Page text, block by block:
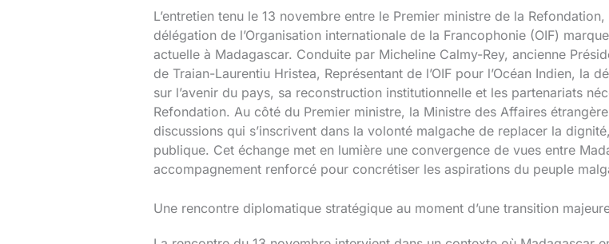
L’entretien tenu le 13 novembre entre le Premier ministre de la
délégation de l’Organisation internationale de la Francophonie (OIF)
actuelle à Madagascar. Conduite par Micheline Calmy-Rey, ancienne
de Traian-Laurentiu Hristea, Représentant de l’OIF pour l’Océan Indien, la
sur l’avenir du pays, sa reconstruction institutionnelle et les partenariats
Refondation. Au côté du Premier ministre, la Ministre des Affaires
discussions qui s’inscrivent dans la volonté malgache de replacer la
publique. Cet échange met en lumière une convergence de vues entre
accompagnement renforcé pour concrétiser les aspirations du peuple
Une rencontre diplomatique stratégique au moment d’une transition